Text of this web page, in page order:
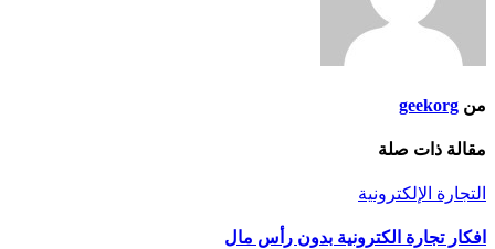
من geekorg
مقالة ذات صلة
التجارة الإلكترونية
افكار تجارة الكترونية بدون رأس مال